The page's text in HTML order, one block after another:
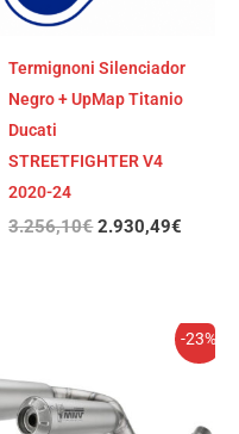
Termignoni Silenciador
Negro + UpMap Titanio
Ducati
STREETFIGHTER V4
2020-24
3.256,10€ 2.930,49€
-23%
era:
3.741,32€.
El
precio